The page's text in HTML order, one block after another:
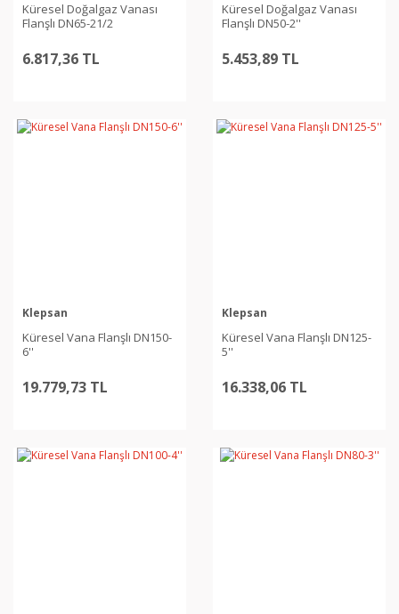
Küresel Doğalgaz Vanası
Flanşlı DN65-21/2
6.817,36 TL
Küresel Doğalgaz Vanası
Flanşlı DN50-2''
5.453,89 TL
Klepsan
Küresel Vana Flanşlı DN150-
6''
19.779,73 TL
Klepsan
Küresel Vana Flanşlı DN125-
5''
16.338,06 TL